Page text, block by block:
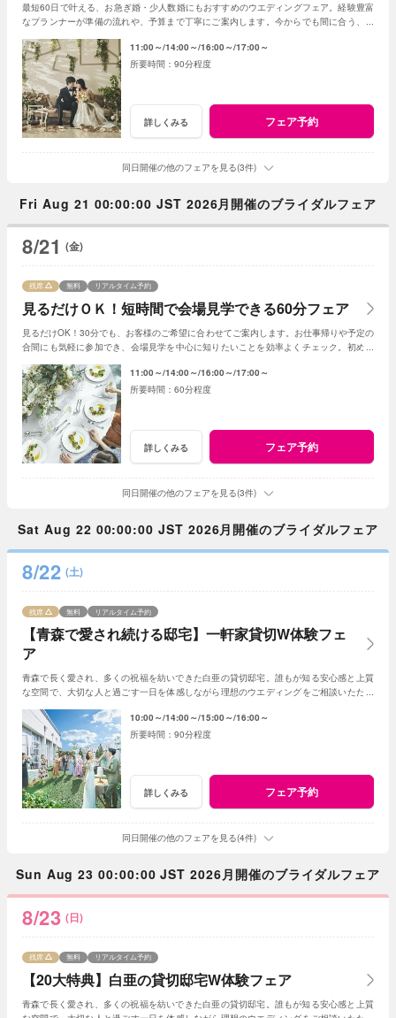
最短60日で叶える、お急ぎ婚・少人数婚にもおすすめのウエディングフェア。経験豊富
なプランナーが準備の流れや、予算まで丁寧にご案内します。今からでも間に合う、安
11:00～ 14:00～ 16:00～ 17:00～
90分程度
詳しくみる フェア予約
同日開催の他のフェアを見る(3件)
Fri Aug 21 00:00:00 JST 2026月開催のブライダルフェア
8/21 (金)
見るだけＯＫ！短時間で会場見学できる60分フェア
残席 無料 リアルタイム予約
見るだけOK！30分でも、お客様のご希望に合わせてご案内します。お仕事帰りや予定の
合間にも気軽に参加でき、会場見学を中心に知りたいことを効率よくチェック。初めて
11:00～ 14:00～ 16:00～ 17:00～
60分程度
詳しくみる フェア予約
同日開催の他のフェアを見る(3件)
Sat Aug 22 00:00:00 JST 2026月開催のブライダルフェア
8/22 (土)
【青森で愛され続ける邸宅】一軒家貸切W体験フェ
ア
残席 無料 リアルタイム予約
青森で長く愛され、多くの祝福を紡いできた白亜の貸切邸宅。誰もが知る安心感と上質
な空間で、大切な人と過ごす一日を体感しながら理想のウエディングをご相談いただけ
10:00～ 14:00～ 15:00～ 16:00～
90分程度
詳しくみる フェア予約
同日開催の他のフェアを見る(4件)
Sun Aug 23 00:00:00 JST 2026月開催のブライダルフェア
8/23 (日)
【20大特典】白亜の貸切邸宅W体験フェア
残席 無料 リアルタイム予約
青森で長く愛され、多くの祝福を紡いできた白亜の貸切邸宅。誰もが知る安心感と上質